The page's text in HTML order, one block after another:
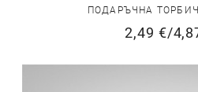
ПОДАРЪЧНА
2,49 €/